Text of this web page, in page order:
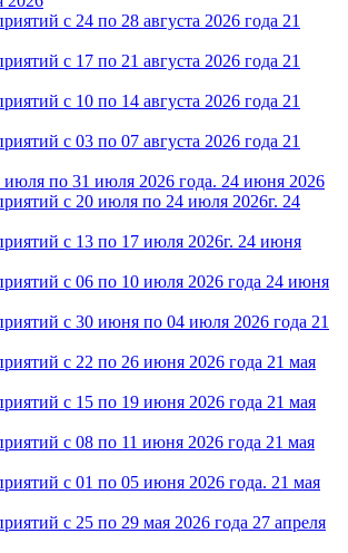
с 24 по 28 августа 2026 года 21
с 17 по 21 августа 2026 года 21
с 10 по 14 августа 2026 года 21
с 03 по 07 августа 2026 года 21
по 31 июля 2026 года. 24 июня 2026
с 20 июля по 24 июля 2026г. 24
с 13 по 17 июля 2026г. 24 июня
с 06 по 10 июля 2026 года 24 июня
с 30 июня по 04 июля 2026 года 21
с 22 по 26 июня 2026 года 21 мая
с 15 по 19 июня 2026 года 21 мая
с 08 по 11 июня 2026 года 21 мая
с 01 по 05 июня 2026 года. 21 мая
с 25 по 29 мая 2026 года 27 апреля